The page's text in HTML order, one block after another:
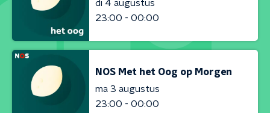
di 4 augustus
23:00 - 00:00
NOS Met het Oog op Morgen
ma 3 augustus
23:00 - 00:00